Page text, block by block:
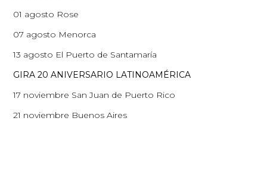
01 agosto Rose
07 agosto Menorca
13 agosto El Puerto de Santamaría
GIRA 20 ANIVERSARIO LATINOAMÉRICA
17 noviembre San Juan de Puerto Rico
21 noviembre Buenos Aires